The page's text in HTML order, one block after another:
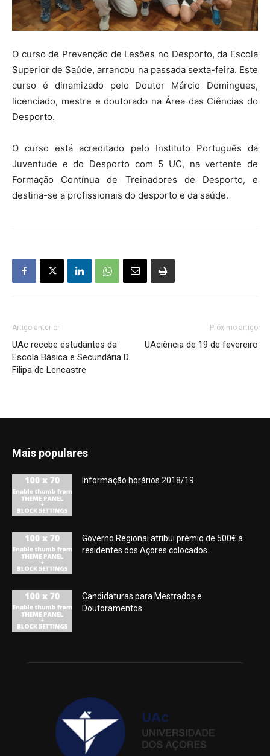
O curso de Prevenção de Lesões no Desporto, da Escola
Superior de Saúde, arrancou na passada sexta-feira. Este
curso é dinamizado pelo Doutor Márcio Domingues,
licenciado, mestre e doutorado na Área das Ciências do
Desporto.
O curso está acreditado pelo Instituto Português da
Juventude e do Desporto com 5 UC, na vertente de
Formação Contínua de Treinadores de Desporto, e
destina-se a profissionais do desporto e da saúde.
Artigo anterior
UAc recebe estudantes da
Escola Básica e Secundária D.
Filipa de Lencastre
Próximo artigo
UAciência de 19 de fevereiro
Mais populares
Informação horários 2018/19
Governo Regional atribui prémio de 500€ a
residentes dos Açores colocados...
Candidaturas para Mestrados e
Doutoramentos